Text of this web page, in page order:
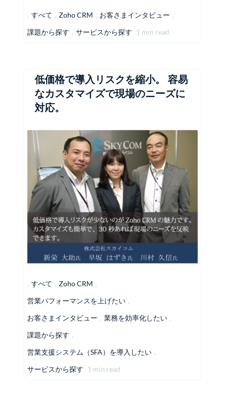
, すべて , Zoho CRM , お客さまインタビュー ,
課題から探す , サービスから探す 1 min read
低価格で導入リスクを縮小。 容易
なカスタマイズで現場のニーズに
対応。
, すべて , Zoho CRM ,
営業パフォーマンスを上げたい ,
お客さまインタビュー , 業務を効率化したい ,
課題から探す ,
営業支援システム（SFA）を導入したい ,
サービスから探す
1 min read